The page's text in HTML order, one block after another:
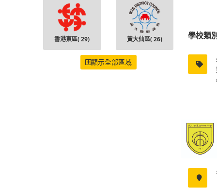
學校類
香港東區(29) 黃大仙區(26)
顯示全部區域